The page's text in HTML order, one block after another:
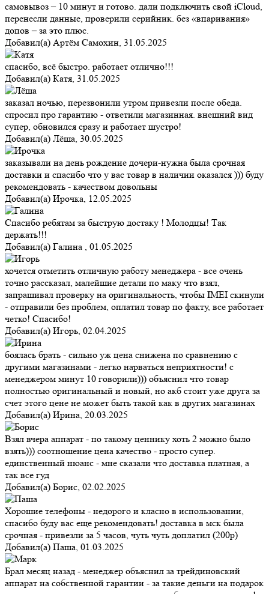
самовывоз – 10 минут и готово. дали подключить свой iCloud,
перенесли данные, проверили серийник. без «впаривания»
допов – за это плюс.
Добавил(а) Артём Самохин, 31.05.2025
спасибо, всё быстро. работает отлично!!!
Добавил(а) Катя, 31.05.2025
заказал ночью, перезвонили утром привезли после обеда.
спросил про гарантию - ответили магазинная. внешний вид
супер, обновился сразу и работает шустро!
Добавил(а) Лёша, 30.05.2025
заказывали на день рождение дочери-нужна была срочная
доставки и спасибо что у вас товар в наличии оказался ))) буду
рекомендовать - качеством довольны
Добавил(а) Ирочка, 12.05.2025
Спасибо ребятам за быструю достаку ! Молодцы! Так
держать!!!
Добавил(а) Галина , 01.05.2025
хочется отметить отличную работу менеджера - все очень
точно рассказал, малейшие детали по маку что взял,
запрашивал проверку на оригинальность, чтобы IMEI скинули
- отправили без проблем, оплатил товар по факту, все работает
четко! Спасибо!
Добавил(а) Игорь, 02.04.2025
боялась брать - сильно уж цена снижена по сравнению с
другими магазинами - легко нарваться неприятности! с
менеджером минут 10 говорили))) объяснил что товар
полностью оригинальный и новый, но акб стоит уже друга за
счет этого цене не может быть такой как в других магазинах
Добавил(а) Ирина, 20.03.2025
Взял вчера аппарат - по такому ценнику хоть 2 можно было
взять))) соотношение цена качество - просто супер.
единственный нюанс - мне сказали что доставка платная, а
так все гуд
Добавил(а) Борис, 02.02.2025
Хорошие телефоны - недорого и класно в использовании,
спасибо буду вас еще рекомендовать! доставка в мск была
срочная - привезли за 5 часов, чуть чуть доплатил (200р)
Добавил(а) Паша, 01.03.2025
Брал месяц назад - менеджер объяснил за трейдиновский
аппарат на собственной гарантии - за такие деньги на подарок